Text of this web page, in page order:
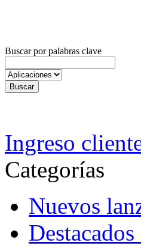
Buscar por palabras clave
Ingreso
Categorías
Nuevos